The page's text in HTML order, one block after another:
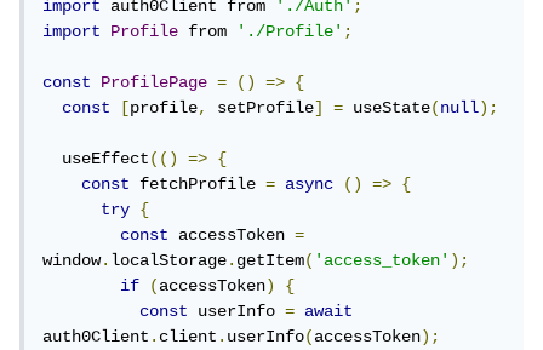
import auth0Client from './Auth';
import
Profile from './Profile';
const ProfilePage = () =>
{
const
[profile, setProfile] = useState(null);
  useEffect
(() =>
{
const
fetchProfile = async () =>
{
try
{
const
accessToken =
window.localStorage.getItem('access_token');
if
(accessToken)
{
const
userInfo =
await
auth0Client.client.userInfo(accessToken);